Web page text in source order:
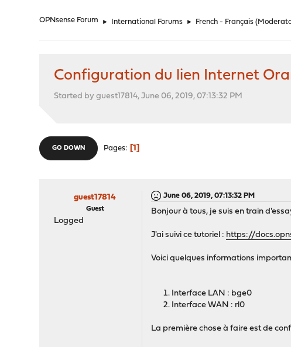
OPNsense Forum ► International Forums ► French - Français
Configuration du lien Internet
Started by guest17814, June 06, 2019, 07:13:32 PM
GO DOWN Pages 1
guest17814
Guest
Logged
June 06, 2019, 07:13:32 PM
Bonjour à tous, je suis en train
J'ai suivi ce tutoriel : https://
Voici quelques informations
Interface LAN : bge0
Interface WAN : rl0
La première chose à faire est de